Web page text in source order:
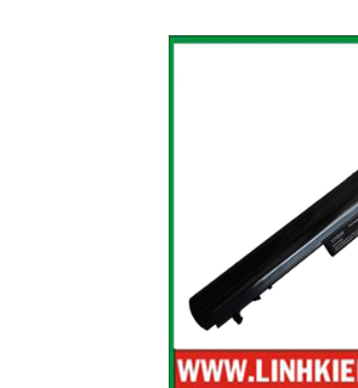
Màn hình laptop
Dịch vụ thay pin Surface
hãng, uy tín tại tphcm
Thay sạc Surface Pro
Thay màn hình Surface
Quạt Laptop